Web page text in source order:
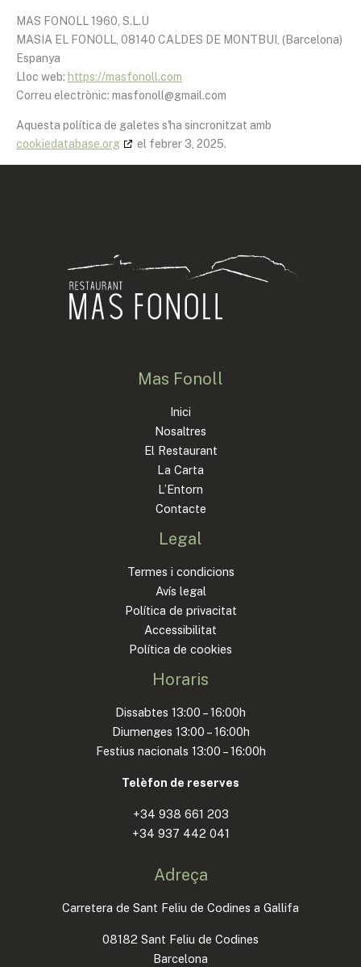
MAS FONOLL 1960, S.L.U
MASIA EL FONOLL, 08140 CALDES DE MONTBUI, (Barcelona)
Espanya
Lloc web: https://masfonoll.com
Correu electrònic: masfonoll@gmail.com
Aquesta política de galetes s'ha sincronitzat amb
cookiedatabase.org
el febrer 3, 2025.
Mas Fonoll
Inici
Nosaltres
El Restaurant
La Carta
L’Entorn
Contacte
Legal
Termes i condicions
Avís legal
Política de privacitat
Accessibilitat
Política de cookies
Horaris
Dissabtes 13:00 – 16:00h
Diumenges 13:00 – 16:00h
Festius nacionals 13:00 – 16:00h
Telèfon de reserves
+34 938 661 203
+34 937 442 041
Adreça
Carretera de Sant Feliu de Codines a Gallifa
08182 Sant Feliu de Codines
Barcelona